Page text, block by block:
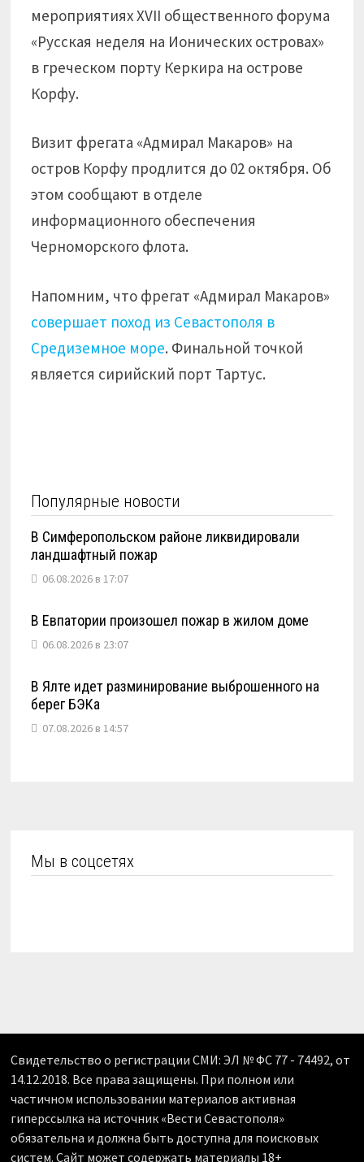
мероприятиях XVII общественного форума
«Русская неделя на Ионических островах»
в греческом порту Керкира на острове
Корфу.
Визит фрегата «Адмирал Макаров» на
остров Корфу продлится до 02 октября. Об
этом сообщают в отделе
информационного обеспечения
Черноморского флота.
Напомним, что фрегат «Адмирал Макаров»
совершает поход из Севастополя в
Средиземное море. Финальной точкой
является сирийский порт Тартус.
Популярные новости
В Симферопольском районе ликвидировали
ландшафтный пожар
06.08.2026 в 17:07
В Евпатории произошел пожар в жилом доме
06.08.2026 в 23:07
В Ялте идет разминирование выброшенного на
берег БЭКа
07.08.2026 в 14:57
Мы в соцсетях
Свидетельство о регистрации СМИ: ЭЛ № ФС 77 - 74492, от
14.12.2018. Все права защищены. При полном или
частичном использовании материалов активная
гиперссылка на источник «Вести Севастополя»
обязательна и должна быть доступна для поисковых
систем. Сайт может содержать материалы 18+